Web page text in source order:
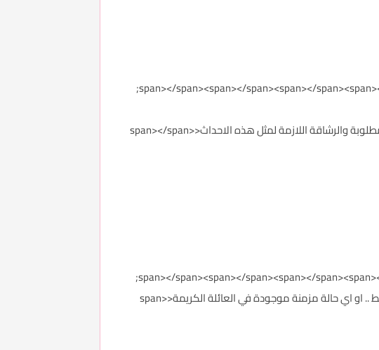
وهنا سأركز على النوع الثاني لان الاول يمكن لكم ان تبحثو عنه في مواقع عبر الانترنت .... لتحصل على اللياقة المطلوبة والرشاقة اللازمة لمثل هذه الاحداث<span></span>
* ادوية مختلفة للحالات كافة ومن اهمها .. حالات الاحتراق ... صلات الالم والصداع ... حالات الربو ... حالات الضغط .. او اي حالة مزمنة موجودة في العائلة الكريمة<span>